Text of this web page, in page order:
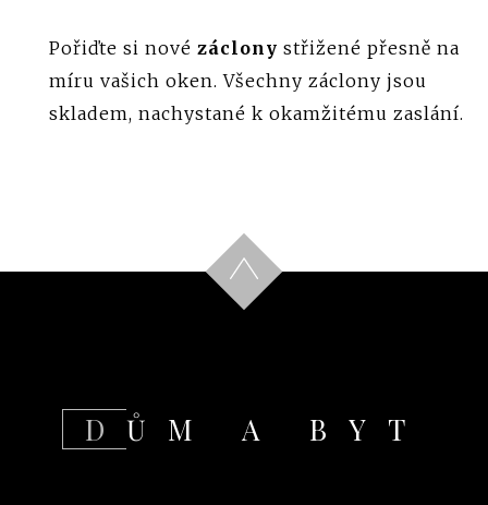
Pořiďte si nové záclony střižené přesně na
míru vašich oken. Všechny záclony jsou
skladem, nachystané k okamžitému zaslání.
DŮM A BYT